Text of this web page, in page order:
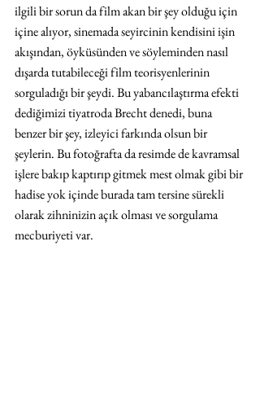
ilgili bir sorun da film akan bir şey olduğu için
içine alıyor, sinemada seyircinin kendisini işin
akışından, öyküsünden ve söyleminden nasıl
dışarda tutabileceği film teorisyenlerinin
sorguladığı bir şeydi. Bu yabancılaştırma efekti
dediğimizi tiyatroda Brecht denedi, buna
benzer bir şey, izleyici farkında olsun bir
şeylerin. Bu fotoğrafta da resimde de kavramsal
işlere bakıp kaptırıp gitmek mest olmak gibi bir
hadise yok içinde burada tam tersine sürekli
olarak zihninizin açık olması ve sorgulama
mecburiyeti var.